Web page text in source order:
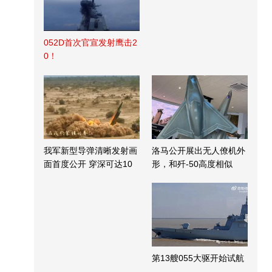
052D首次官宣发射鹰击2
0！
我军新型导弹清晰发射画
面首度公开 穿深可达10
洛马公开展出无人僚机外
形，和歼-50高度相似
第13艘055大驱开始试航